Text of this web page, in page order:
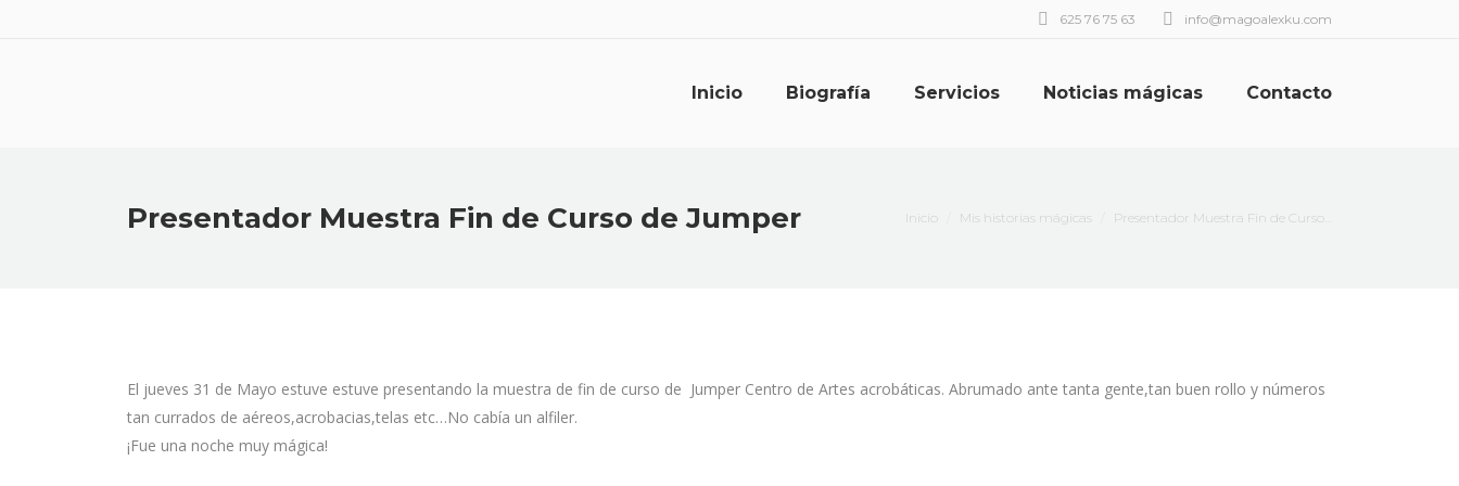
625 76 75 63 info@magoalexku.com
Inicio Biografía Servicios Noticias mágicas Contacto
Presentador Muestra Fin de Curso de Jumper Estás aquí:
Inicio Mis historias mágicas Presentador Muestra Fin de Curso…
El jueves 31 de Mayo estuve estuve presentando la muestra de fin de curso de Jumper Centro de Artes acrobáticas. Abrumado ante tanta gente,tan buen rollo y números
tan currados de aéreos,acrobacias,telas etc…No cabía un alfiler.
¡Fue una noche muy mágica!